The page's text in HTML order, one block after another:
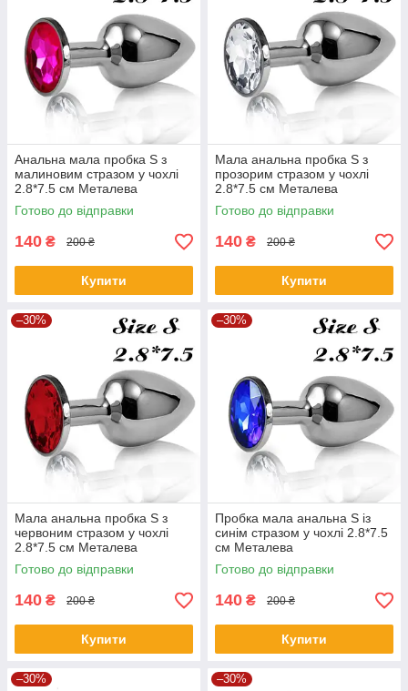
Анальна мала пробка S з
малиновим стразом у чохлі
2.8*7.5 см Металева
Готово до відправки
140 ₴ 200 ₴
Купити
Мала анальна пробка S з
прозорим стразом у чохлі
2.8*7.5 см Металева
Готово до відправки
140 ₴ 200 ₴
Купити
–30%
Мала анальна пробка S з
червоним стразом у чохлі
2.8*7.5 см Металева
Готово до відправки
140 ₴ 200 ₴
Купити
–30%
Пробка мала анальна S із
синім стразом у чохлі 2.8*7.5
см Металева
Готово до відправки
140 ₴ 200 ₴
Купити
–30% –30%